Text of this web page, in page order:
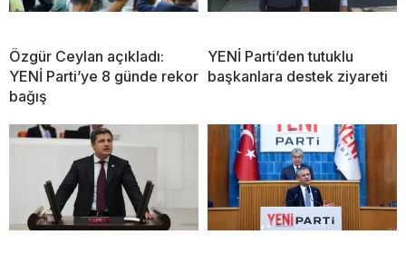
Özgür Ceylan açıkladı:
YENİ Parti’ye 8 günde rekor
bağış
YENİ Parti’den tutuklu
başkanlara destek ziyareti